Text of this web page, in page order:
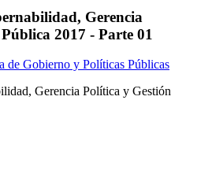
Gerencia
2017 - Parte 01
de Gobierno y Políticas Públicas
Gerencia Política y Gestión